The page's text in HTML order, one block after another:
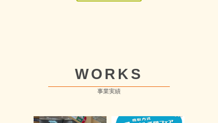
WORKS
事業実績